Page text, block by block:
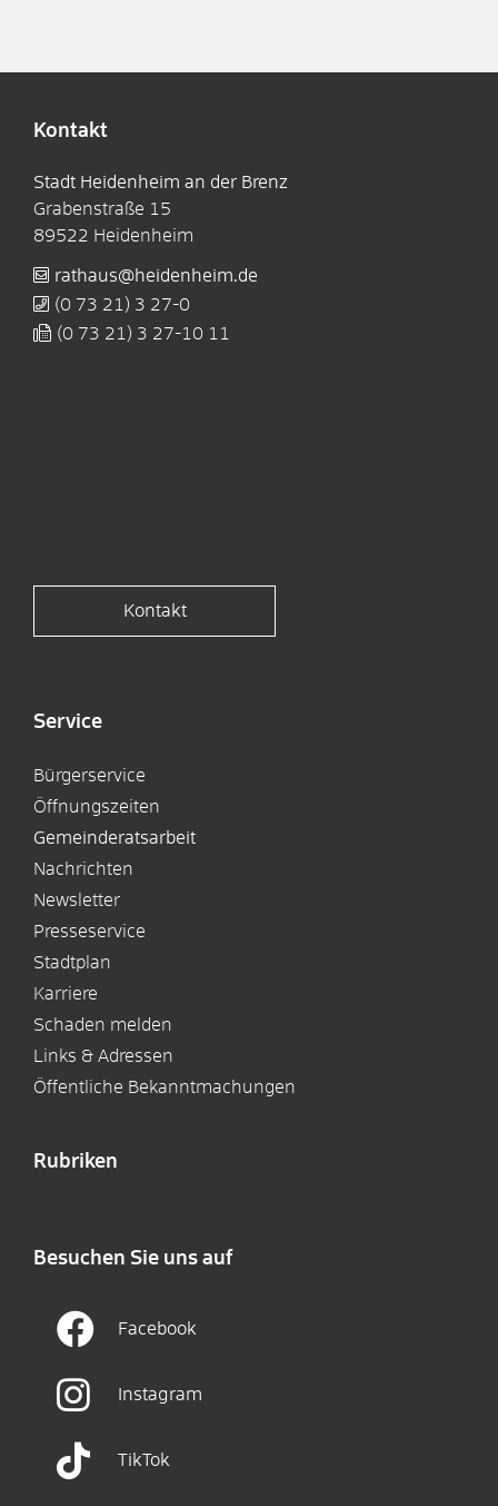
Kontakt
Stadt Heidenheim an der Brenz
Grabenstraße 15
89522 Heidenheim
rathaus@heidenheim.de
(0 73 21) 3 27-0
(0 73 21) 3 27-10 11
Kontakt
Service
Bürgerservice
Öffnungszeiten
Gemeinderatsarbeit
Nachrichten
Newsletter
Presseservice
Stadtplan
Karriere
Schaden melden
Links & Adressen
Öffentliche Bekanntmachungen
Rubriken
Besuchen Sie uns auf
Facebook
Instagram
TikTok